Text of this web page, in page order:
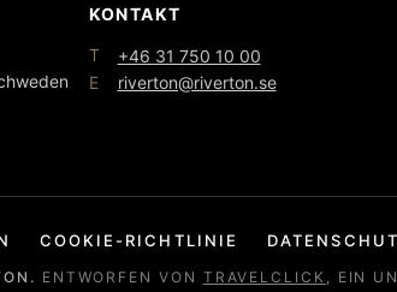
KONTAKT
T
+46 31 750 10 00
E
riverton@riverton.se
COOKIE-RICHTLINIE
ENTWORFEN VON TRAVELCLICK , EIN